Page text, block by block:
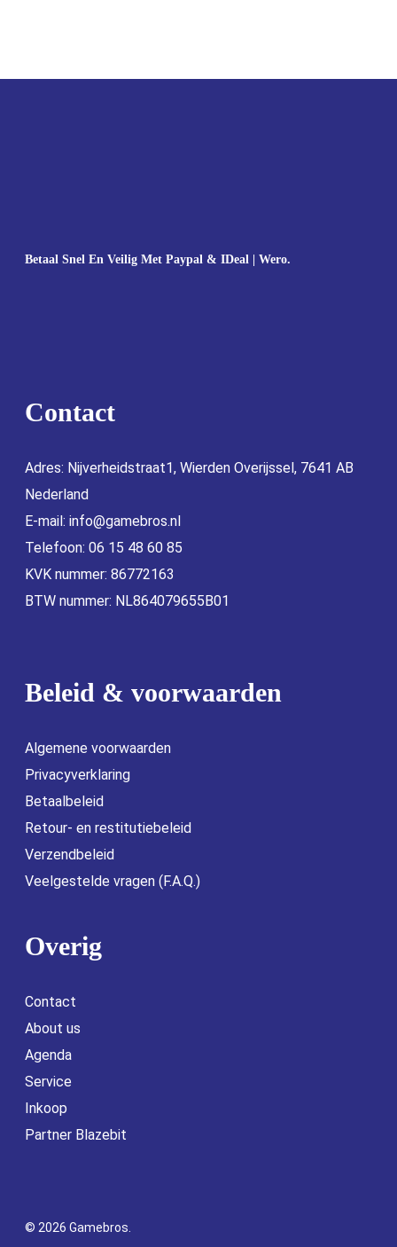
Betaal Snel En Veilig Met Paypal & IDeal | Wero.
Contact
Adres: Nijverheidstraat1, Wierden Overijssel, 7641 AB
Nederland
E-mail: info@gamebros.nl
Telefoon: 06 15 48 60 85
KVK nummer: 86772163
BTW nummer: NL864079655B01
Beleid & voorwaarden
Algemene voorwaarden
Privacyverklaring
Betaalbeleid
Retour- en restitutiebeleid
Verzendbeleid
Veelgestelde vragen (F.A.Q.)
Overig
Contact
About us
Agenda
Service
Inkoop
Partner Blazebit
© 2026 Gamebros.